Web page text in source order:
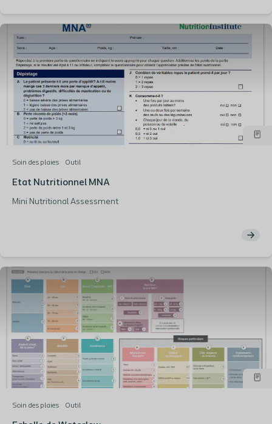
Soin des plaies Outil
Etat Nutritionnel MNA
Mini Nutritional Assessment
Soin des plaies Outil